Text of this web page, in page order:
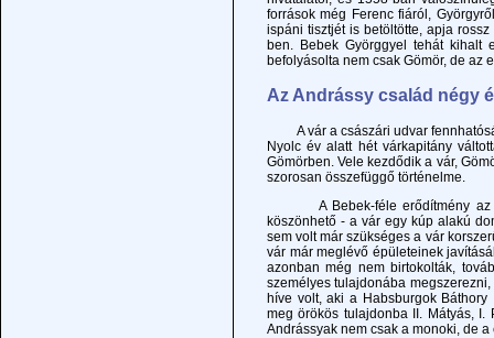
források még Ferenc fiáról,
ispáni tisztjét is betöltötte, apja
ben. Bebek Györggyel tehát kihalt
befolyásolta nem csak Gömör, de az
Az Andrássy család négy
A vár a császári udvar
Nyolc év alatt hét várkapitány
Gömörben. Vele kezdődik a vár,
szorosan összefüggő történelme.
A Bebek-féle erődítmény az
köszönhető - a vár egy kúp alakú
sem volt már szükséges a vár
vár már meglévő épületeinek
azonban még nem birtokolták,
személyes tulajdonába
híve volt, aki a Habsburgok Báthory
meg örökös tulajdonba II. Mátyás, I.
Andrássyak nem csak a monoki, de